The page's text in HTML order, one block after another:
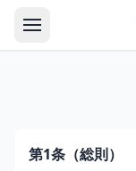
第1条（総則）